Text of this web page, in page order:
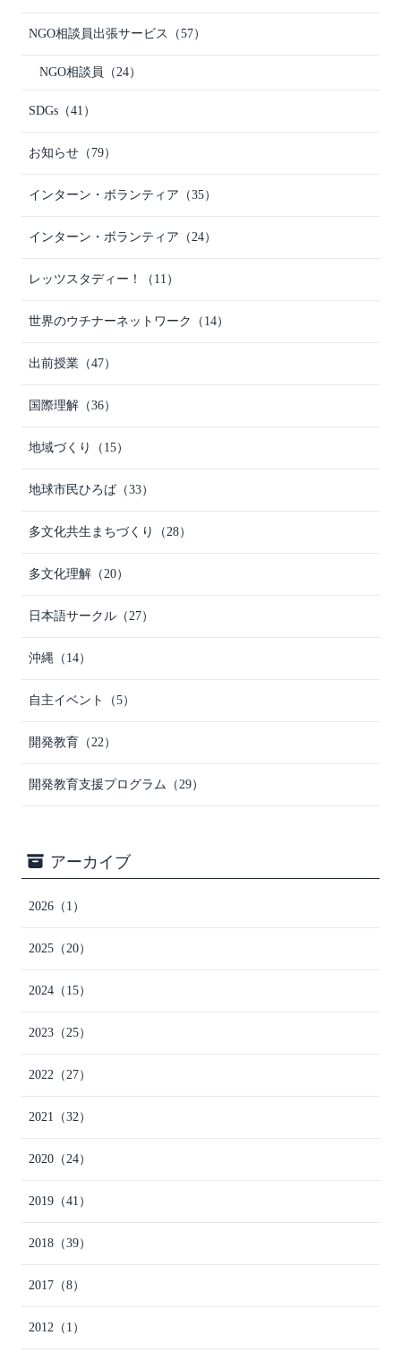
NGO相談員出張サービス （57）
NGO相談員 （24）
SDGs （41）
お知らせ （79）
インターン・ボランティア （35）
インターン・ボランティア （24）
レッツスタディー！ （11）
世界のウチナーネットワーク （14）
出前授業 （47）
国際理解 （36）
地域づくり （15）
地球市民ひろば （33）
多文化共生まちづくり （28）
多文化理解 （20）
日本語サークル （27）
沖縄 （14）
自主イベント （5）
開発教育 （22）
開発教育支援プログラム （29）
アーカイブ
2026 （1）
2025 （20）
2024 （15）
2023 （25）
2022 （27）
2021 （32）
2020 （24）
2019 （41）
2018 （39）
2017 （8）
2012 （1）